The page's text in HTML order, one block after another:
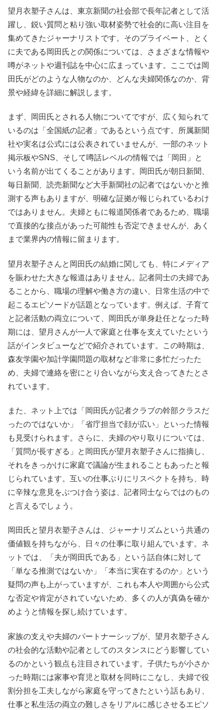
望月衣塑子さんは、東京新聞の社会部で長年記者として活
躍し、鋭い質問と粘り強い取材姿勢で社会的に高い注目を
集めてきたジャーナリストです。そのプライベート、とく
に夫である岡田氏との関係については、さまざまな情報や
噂がネットや週刊誌を中心に広まっています。ここでは岡
田氏がどのような人物なのか、どんな夫婦関係なのか、背
景や経緯を詳細に解説します。
まず、岡田氏とされる人物についてですが、広く知られて
いるのは「全国紙の記者」であるという点です。所属新聞
社や実名は公式には公表されていませんが、一部のネット
掲示板やSNS、そして噂話レベルの情報では「岡田」と
いう名前が出てくることがあります。岡田氏が朝日新聞、
毎日新聞、読売新聞など大手新聞社の記者ではないかと推
測する声もありますが、明確な証拠が報じられているわけ
ではありません。夫婦ともに報道関係者であるため、職場
で直接的な接点があった可能性も否定できませんが、あく
まで業界内の情報に留まります。
望月衣塑子さんと岡田氏の結婚に関しても、特にメディア
を賑わせた大きな報道はありません。記者同士の夫婦であ
ることから、職場の理解や働き方の違い、日常生活の中で
起こるエピソードが話題となっています。例えば、子育て
と記者活動の両立について、岡田氏が単身赴任となった時
期には、望月さんが一人で家庭と仕事を支えていたという
話がインタビューなどで紹介されています。この時期は、
森友学園や加計学園問題の取材など非常に多忙だったた
め、夫婦で連絡を密にとり合いながら支え合ってきたとさ
れています。
また、ネット上では「岡田氏が記者クラブの幹部クラスだ
ったのではないか」「省庁担当で顔が広い」といった情報
も見受けられます。さらに、夫婦のやり取りについては、
「質問が長すぎる」と岡田氏が望月衣塑子さんに指摘し、
それをきっかけに家庭で議論が生まれることもあったと報
じられています。互いの仕事ぶりにリスペクトを持ち、時
に辛辣な意見をぶつけ合う姿は、記者同士ならではのもの
と言えるでしょう。
岡田氏と望月衣塑子さんは、ジャーナリズムという共通の
価値観を持ちながら、日々の仕事に取り組んでいます。ネ
ットでは、「夫が岡田氏である」という話自体に対して
「単なる推測ではないか」「本当に実在するのか」という
疑問の声も上がっていますが、これも本人や周囲から公式
な否定や肯定がされていないため、多くの人が真偽を確か
めようと情報を探し続けています。
家族の支えや夫婦のパートナーシップが、望月衣塑子さん
の社会的な活動や記者としてのスタンスにどう影響してい
るのかという観点も注目されています。子供たちが小さか
った時期には家事や育児と取材を同時にこなし、夫婦で役
割分担を工夫しながら家庭を守ってきたという話もあり、
仕事と私生活の両立の難しさをリアルに感じさせるエピソ